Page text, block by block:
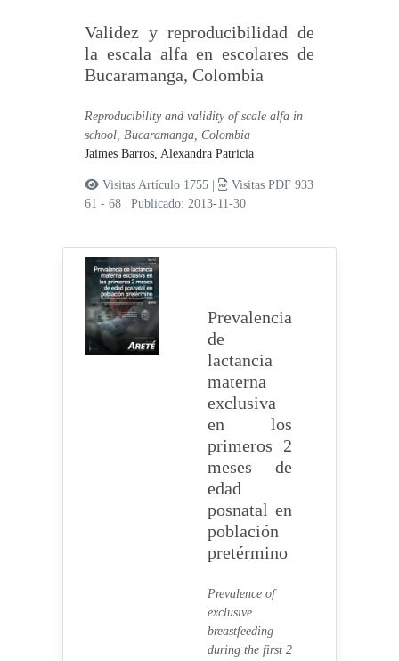
Validez y reproducibilidad de
la escala alfa en escolares de
Bucaramanga, Colombia
Reproducibility and validity of scale alfa in
school, Bucaramanga, Colombia
Jaimes Barros, Alexandra Patricia
Visitas Artículo 1755 |
Visitas PDF 933
61 - 68
|Publicado: 2013-11-30
Prevalencia
de
lactancia
materna
exclusiva
en los
primeros 2
meses de
edad
posnatal en
población
pretérmino
Prevalence of
exclusive
breastfeeding
during the first 2